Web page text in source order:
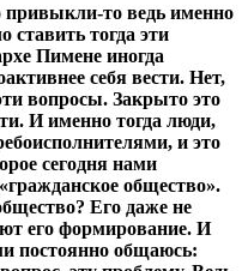
то ведь именно
ставить тогда эти
Пимене иногда
себя вести. Нет,
вопросы. Закрыто это
И именно тогда люди,
и это
сегодня нами
общество».
Его даже не
его формирование. И
постоянно общаюсь: